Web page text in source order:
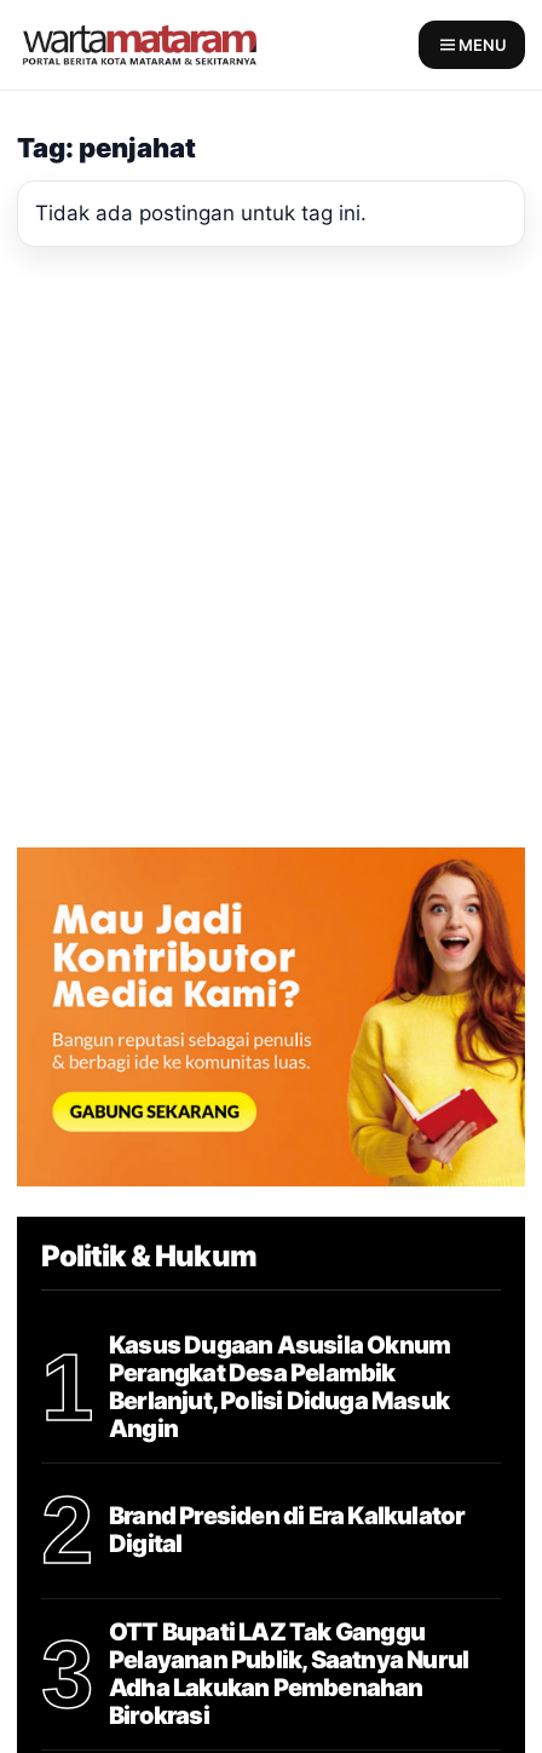
MENU
Tag: penjahat
Tidak ada postingan untuk tag ini.
Politik & Hukum
1
Kasus Dugaan Asusila Oknum
Perangkat Desa Pelambik
Berlanjut, Polisi Diduga Masuk
Angin
2
Brand Presiden di Era Kalkulator
Digital
3
OTT Bupati LAZ Tak Ganggu
Pelayanan Publik, Saatnya Nurul
Adha Lakukan Pembenahan
Birokrasi